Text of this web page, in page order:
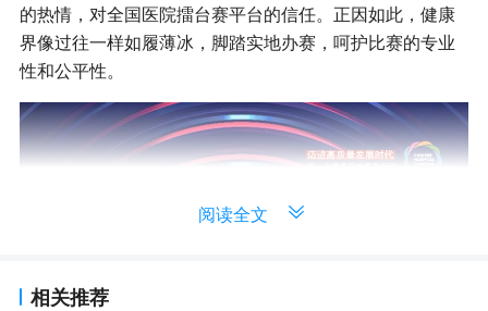
的热情，对全国医院擂台赛平台的信任。正因如此，健康
界像过往一样如履薄冰，脚踏实地办赛，呵护比赛的专业
性和公平性。
相关推荐